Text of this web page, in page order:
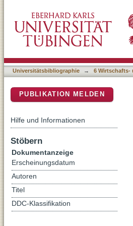
Orientierung auf dem
erhoben, analysiert und
Universitätsbibliographie → 6 Wirtschafts-
PUBLIKATION MELDEN
Hilfe und Informationen
Stöbern
Dokumentanzeige
Erscheinungsdatum
Autoren
Titel
DDC-Klassifikation